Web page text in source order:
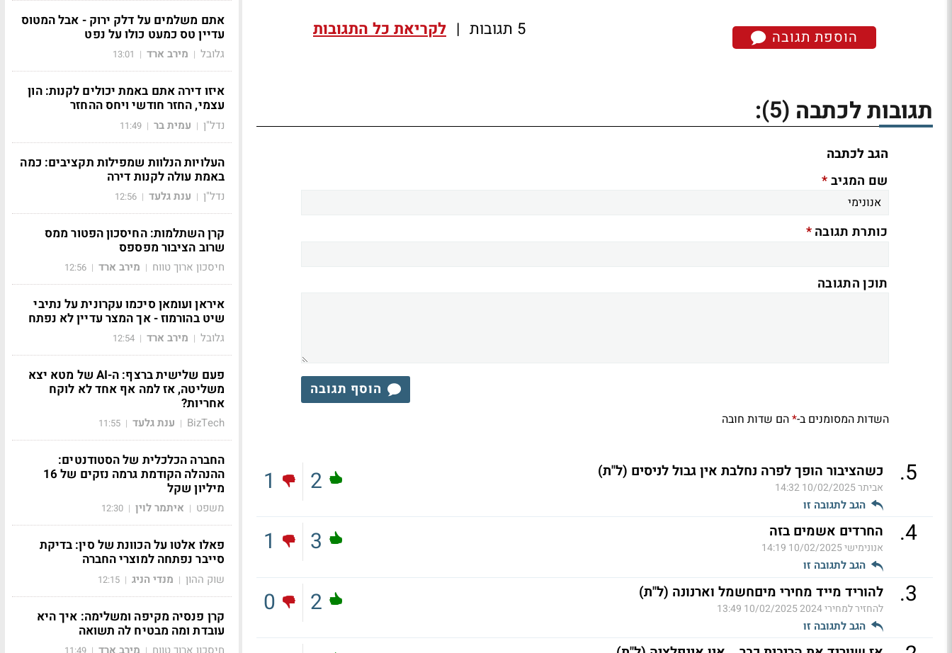
הוספת תגובה 5 תגובות | לקריאת כל התגובות
תגובות לכתבה (5)
:
הגב לכתבה
שם המגיב*
כותרת תגובה*
תוכן התגובה
הוסף תגובה
השדות המסומנים ב-*הם שדות חובה
5
. כשהציבור הופך לפרה נחלבת אין גבול לניסים (ל"ת)
אביתר10/02/2025 14:32
הגב לתגובה זו
2
1
4
. החרדים אשמים בזה
אנונימישי10/02/2025 14:19
הגב לתגובה זו
3
1
3
. להוריד מייד מחירי מיםחשמל וארנונה (ל"ת)
להחזיר למחירי 2024 10/02/2025 13:49
הגב לתגובה זו
2
0
אתם משלמים על דלק ירוק - אבל המטוס
עדיין טס כמעט כולו על נפט
גלובל | מירב ארד |
13:01
איזו דירה אתם באמת יכולים לקנות: הון
עצמי, החזר חודשי ויחס ההחזר
נדל"ן | עמית בר |
11:49
העלויות הנלוות שמפילות תקציבים: כמה
באמת עולה לקנות דירה
נדל"ן | ענת גלעד |
12:56
קרן השתלמות: החיסכון הפטור ממס
שרוב הציבור מפספס
חיסכון ארוך טווח | מירב ארד |
12:56
איראן ועומאן סיכמו עקרונית על נתיבי
שיט בהורמוז - אך המצר עדיין לא נפתח
גלובל | מירב ארד |
12:54
פעם שלישית ברצף: ה-AI של מטא יצא
משליטה, אז למה אף אחד לא לוקח
אחריות?
BizTech
| ענת גלעד |
11:55
החברה הכלכלית של הסטודנטים:
ההנהלה הקודמת גרמה נזקים של 16
מיליון שקל
משפט | איתמר לוין |
12:30
פאלו אלטו על הכוונת של סין: בדיקת
סייבר נפתחה למוצרי החברה
שוק ההון | מנדי הניג |
12:15
קרן פנסיה מקיפה ומשלימה: איך היא
עובדת ומה מבטיח לה תשואה